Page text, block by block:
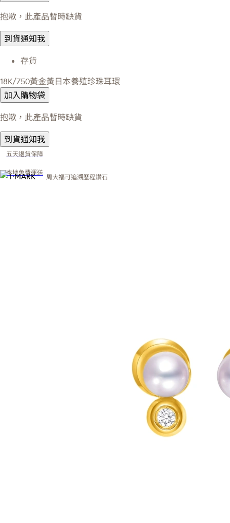
抱歉，此產品暫時缺貨
到貨通知我
存貨
18K/750黃金黃日本養殖珍珠耳環
加入購物袋
抱歉，此產品暫時缺貨
到貨通知我
五天退貨保障
本地免費運送
周大福可追溯歷程鑽石